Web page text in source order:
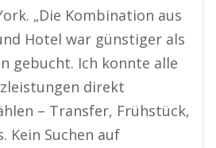
„Die Kombination aus
Hotel war günstiger als
gebucht. Ich konnte alle
direkt
– Transfer, Frühstück,
Kein Suchen auf